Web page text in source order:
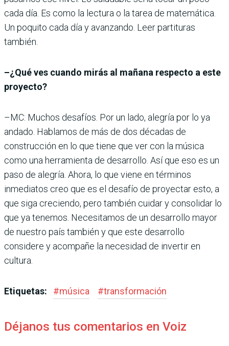
cada día. Es como la lectura o la tarea de matemática.
Un poquito cada día y avanzando. Leer partituras
también.
–¿Qué ves cuando mirás al mañana respecto a este
proyecto?
–MC: Muchos desafíos. Por un lado, alegría por lo ya
andado. Hablamos de más de dos décadas de
construcción en lo que tiene que ver con la música
como una herramienta de desarrollo. Así que eso es un
paso de alegría. Ahora, lo que viene en términos
inmediatos creo que es el desafío de proyectar esto, a
que siga creciendo, pero también cuidar y consolidar lo
que ya tenemos. Necesitamos de un desarrollo mayor
de nuestro país también y que este desarrollo
considere y acompañe la necesidad de invertir en
cultura.
Etiquetas: #música #transformación
Déjanos tus comentarios en Voiz